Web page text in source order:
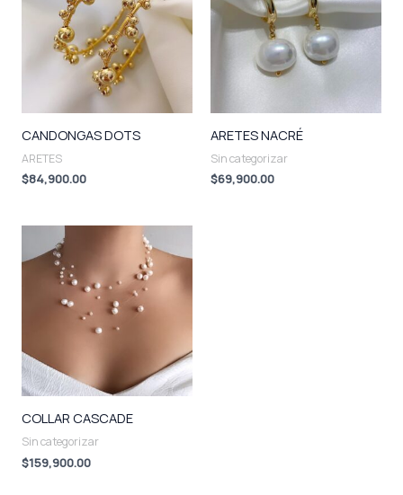
CANDONGAS DOTS
ARETES
$84,900.00
ARETES NACRÉ
Sin categorizar
$69,900.00
COLLAR CASCADE
Sin categorizar
$159,900.00